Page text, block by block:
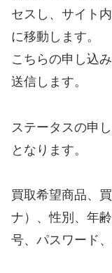
セスし、サイト
に移動します。
こちらの申し込
送信します。
ステータスの申
となります。
買取希望商品、
ナ）、性別、年
号、パスワード